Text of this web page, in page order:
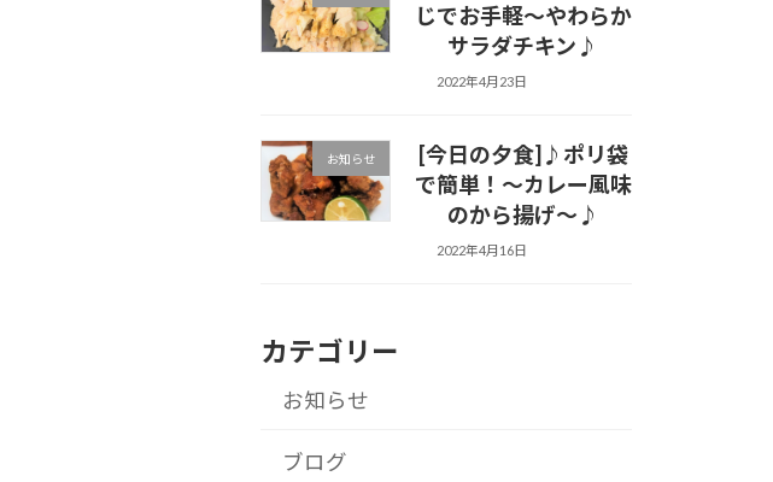
じでお手軽～やわらか
サラダチキン♪
2022年4月23日
お知らせ
[今日の夕食]♪ポリ袋
で簡単！～カレー風味
のから揚げ～♪
2022年4月16日
カテゴリー
お知らせ
ブログ